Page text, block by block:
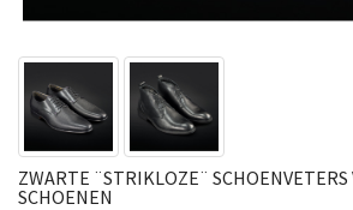
ZWARTE ¨STRIKLOZE¨
SCHOENEN